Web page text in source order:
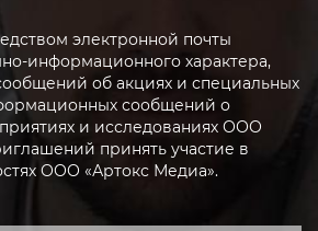
электронной почты
информационного характера,
об акциях и специальных
сообщений о
и исследованиях ООО
принять участие в
ООО «Артокс Медиа».